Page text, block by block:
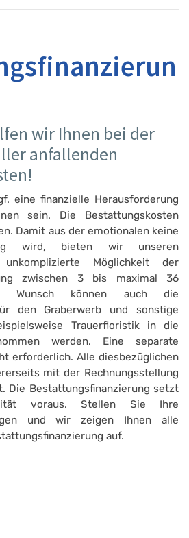
wir Ihnen bei der
anfallenden
eine finanzielle Herausforderung
sein. Die Bestattungskosten
Damit aus der emotionalen keine
wird, bieten wir unseren
Möglichkeit der
zwischen 3 bis maximal 36
Wunsch können auch die
den Graberwerb und sonstige
Trauerfloristik in die
werden. Eine separate
erforderlich. Alle diesbezüglichen
mit der Rechnungsstellung
Die Bestattungsfinanzierung setzt
voraus. Stellen Sie Ihre
und wir zeigen Ihnen alle
auf.